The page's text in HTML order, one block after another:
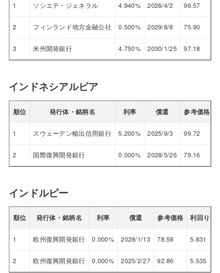
1 ソシエテ・ジェネラル 4.940% 2026/4/2 96.57
2 フィンランド地方金融公社 0.500% 2029/8/8 75.90
3 米州開発銀行 4.750% 2030/1/25 97.18
インドネシアルピア
順位 発行体・銘柄名 利率 償還 参考価格
1 スウェーデン輸出信用銀行 5.200% 2025/9/3 99.72
2 国際復興開発銀行 0.000% 2028/5/26 79.16
インドルピー
順位 発行体・銘柄名 利率 償還 参考価格 利回り
1 欧州復興開発銀行 0.000% 2028/1/13 78.58 5.831
2 欧州復興開発銀行 0.000% 2025/2/27 92.86 5.535